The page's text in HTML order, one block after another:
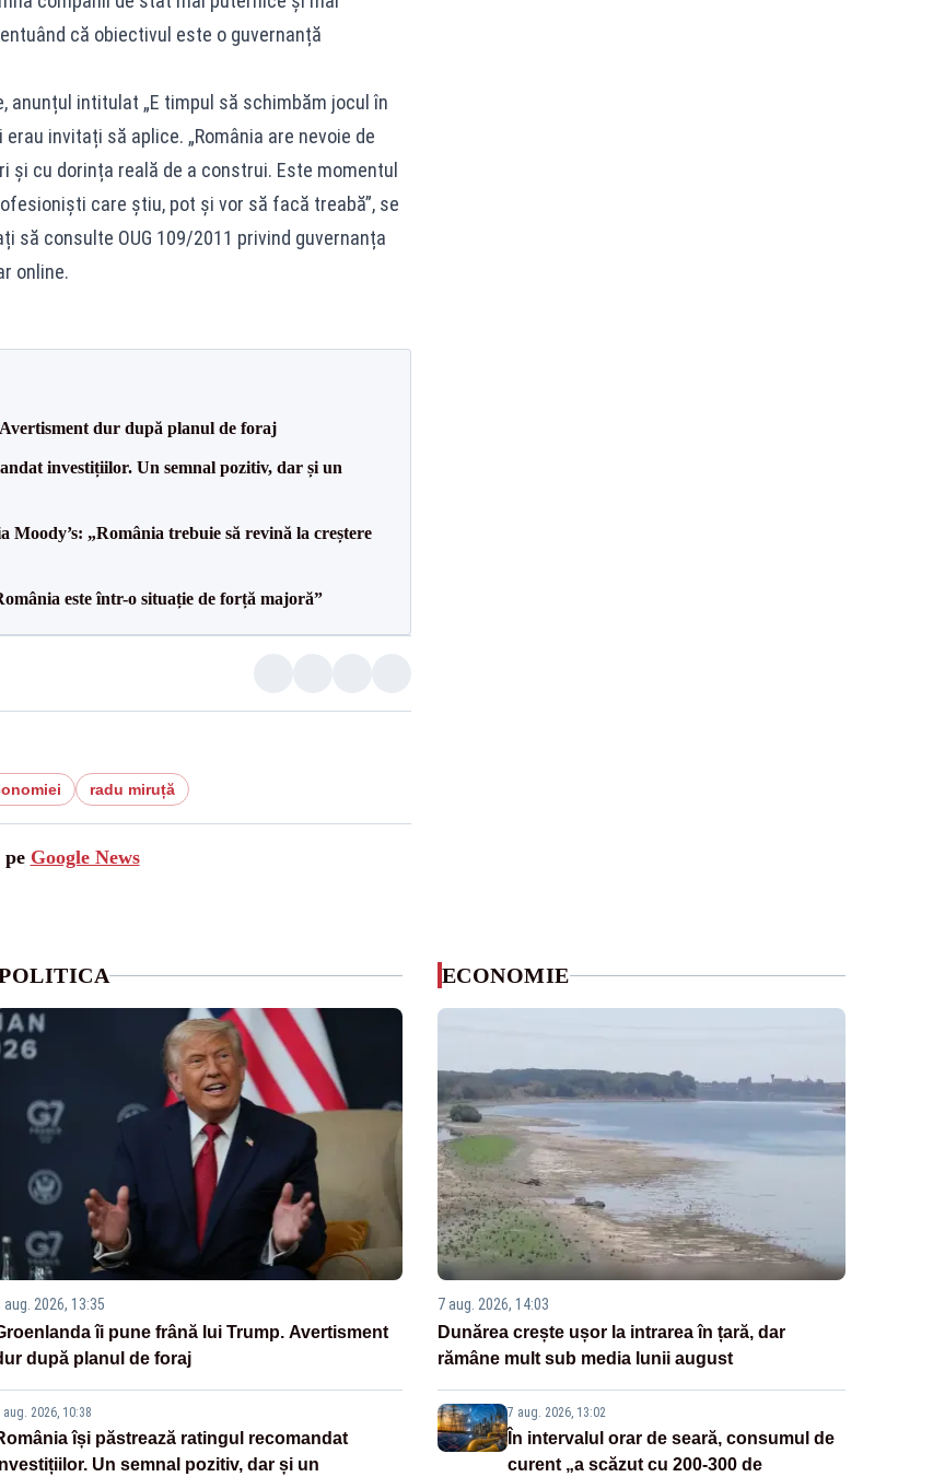
că obiectivul este o guvernanță
anunțul intitulat „E timpul să schimbăm jocul în
invitați să aplice. „România are nevoie de
și cu dorința reală de a construi. Este momentul
care știu, pot și vor să facă treabă”, se
să consulte OUG 109/2011 privind guvernanța
online.
dur după planul de foraj
investițiilor. Un semnal pozitiv, dar și un
Moody’s: „România trebuie să revină la creștere
este într-o situație de forță majoră”
radu miruță
pe Google News
aug. 2026, 13:35
îi pune frână lui Trump. Avertisment
după planul de foraj
aug. 2026, 10:38
își păstrează ratingul recomandat
Un semnal pozitiv, dar și un
ECONOMIE
7 aug. 2026, 14:03
Dunărea crește ușor la intrarea în țară, dar
rămâne mult sub media lunii august
7 aug. 2026, 13:02
În intervalul orar de seară, consumul de
curent „a scăzut cu 200-300 de